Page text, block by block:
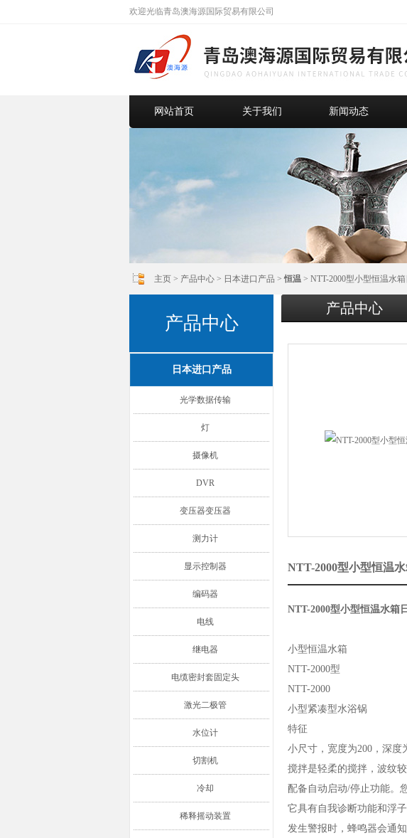
欢迎光临青岛澳海源国际贸易有限公司
网站首页 关于我们 新闻动态
主页 > 产品中心 > 日本进口产品 >恒温 > NTT-2000型小型恒温水
产品中心
日本进口产品
光学数据传输
灯
摄像机
DVR
变压器变压器
测力计
显示控制器
编码器
电线
继电器
电缆密封套固定头
激光二极管
水位计
切割机
冷却
稀释摇动装置
产品中心
NTT-2000型小型恒温
NTT-2000型小型恒温水箱
小型恒温水箱
NTT-2000型
NTT-2000
小型紧凑型水浴锅
特征
小尺寸，宽度为200，深度
搅拌是轻柔的搅拌，波纹
配备自动启动/停止功能。
它具有自我诊断功能和浮
发生警报时，蜂鸣器会通知